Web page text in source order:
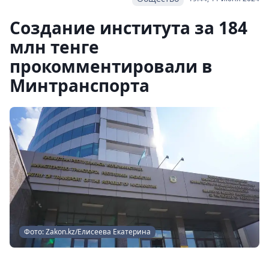
Создание института за 184
млн тенге
прокомментировали в
Минтранспорта
Фото: Zakon.kz/Елисеева Екатерина